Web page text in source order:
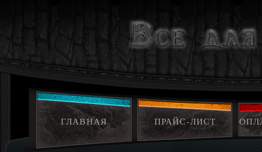
ГЛАВНАЯ ПРАЙС-ЛИСТ